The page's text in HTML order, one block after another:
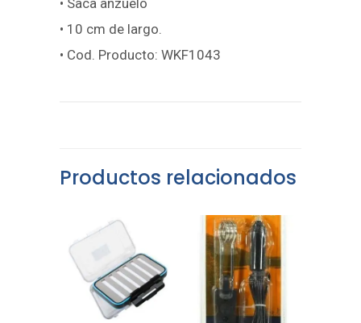
• Saca anzuelo
• 10 cm de largo.
• Cod. Producto: WKF1043
Productos relacionados